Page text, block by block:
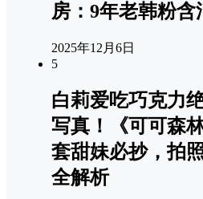
房：9年老韩粉含
2025年12月6日
5
白莉爱吃巧克力
写真！《可可森
套甜妹必抄，拍
全解析